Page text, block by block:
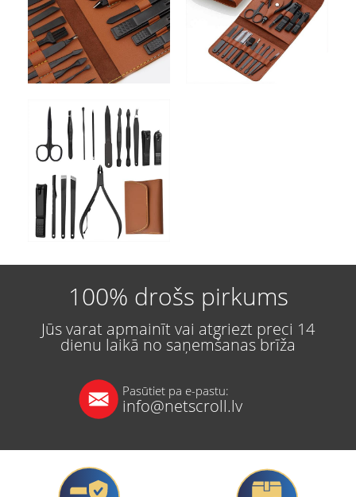
100% drošs pirkums
Jūs varat apmainīt vai atgriezt preci 14
dienu laikā no saņemšanas brīža
Pasūtiet pa e-pastu:
info@netscroll.lv